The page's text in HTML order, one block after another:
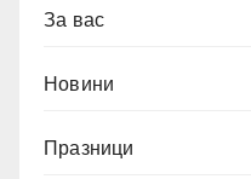
За вас
Новини
Празници